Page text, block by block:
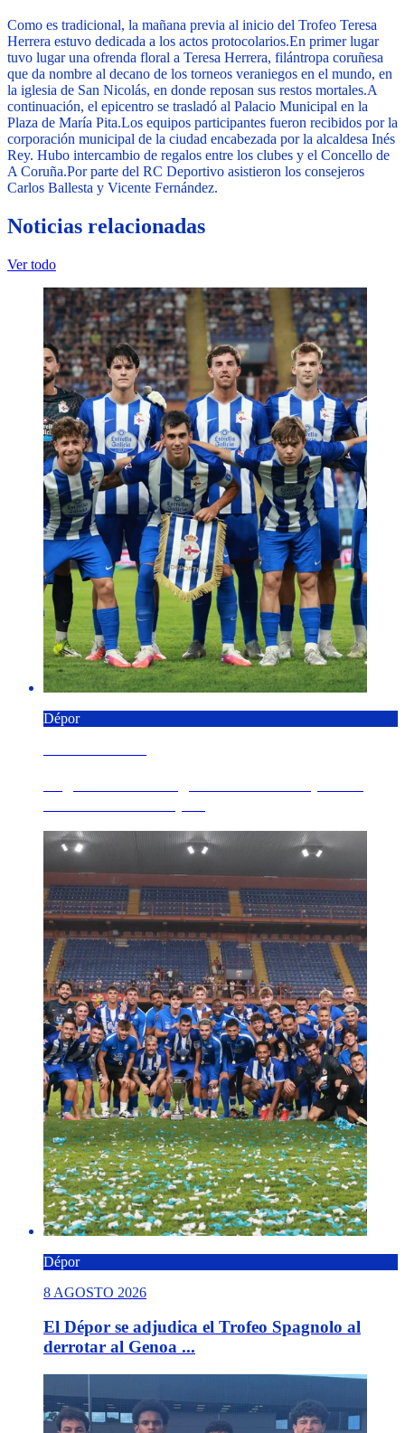
Como es tradicional, la mañana previa al inicio del Trofeo Teresa
Herrera estuvo dedicada a los actos protocolarios.En primer lugar
tuvo lugar una ofrenda floral a Teresa Herrera, filántropa coruñesa
que da nombre al decano de los torneos veraniegos en el mundo, en
la iglesia de San Nicolás, en donde reposan sus restos mortales.A
continuación, el epicentro se trasladó al Palacio Municipal en la
Plaza de María Pita.Los equipos participantes fueron recibidos por la
corporación municipal de la ciudad encabezada por la alcaldesa Inés
Rey. Hubo intercambio de regalos entre los clubes y el Concello de
A Coruña.Por parte del RC Deportivo asistieron los consejeros
Carlos Ballesta y Vicente Fernández.
Noticias relacionadas
Ver todo
Dépor
Dépor
8 AGOSTO 2026
El Dépor se adjudica el Trofeo Spagnolo al
derrotar al Genoa ...